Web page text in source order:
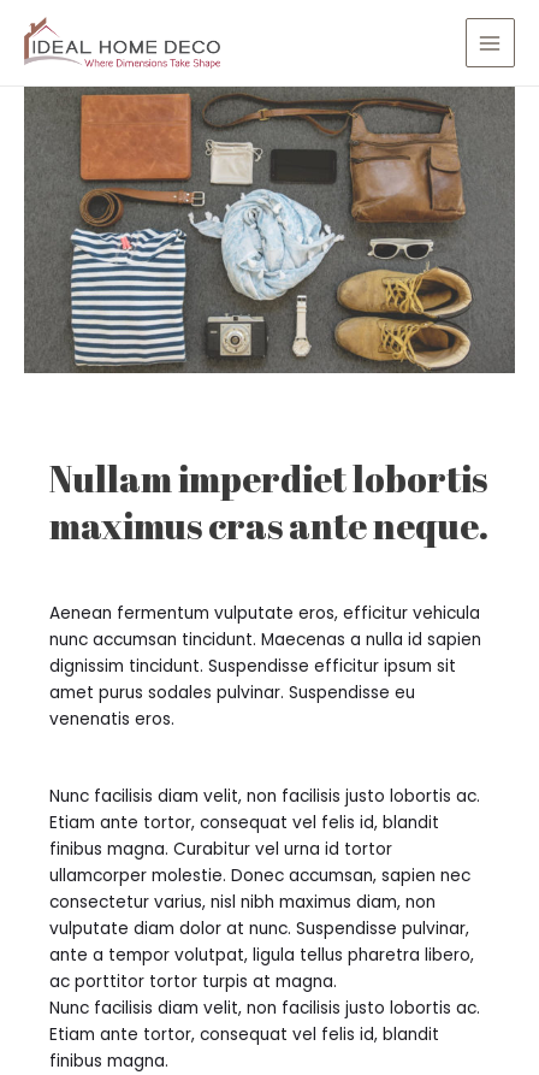
content
Main
Menu
Nullam imperdiet lobortis
maximus cras ante neque.
Aenean fermentum vulputate eros, efficitur vehicula
nunc accumsan tincidunt. Maecenas a nulla id sapien
dignissim tincidunt. Suspendisse efficitur ipsum sit
amet purus sodales pulvinar. Suspendisse eu
venenatis eros.
Nunc facilisis diam velit, non facilisis justo lobortis ac.
Etiam ante tortor, consequat vel felis id, blandit
finibus magna. Curabitur vel urna id tortor
ullamcorper molestie. Donec accumsan, sapien nec
consectetur varius, nisl nibh maximus diam, non
vulputate diam dolor at nunc. Suspendisse pulvinar,
ante a tempor volutpat, ligula tellus pharetra libero,
ac porttitor tortor turpis at magna.
Nunc facilisis diam velit, non facilisis justo lobortis ac.
Etiam ante tortor, consequat vel felis id, blandit
finibus magna.
Post
navigation